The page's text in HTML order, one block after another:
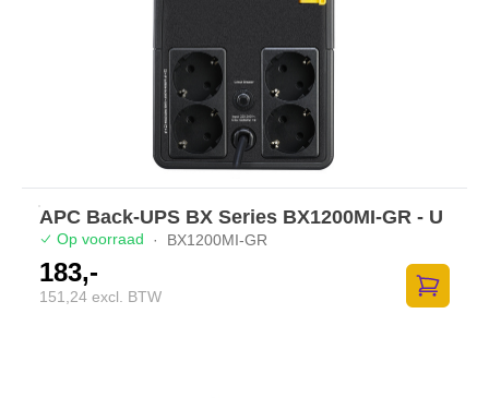
APC Back-UPS BX Series BX1200MI-GR - U
Op voorraad · BX1200MI-GR
183,-
151,24 excl. BTW
Zum